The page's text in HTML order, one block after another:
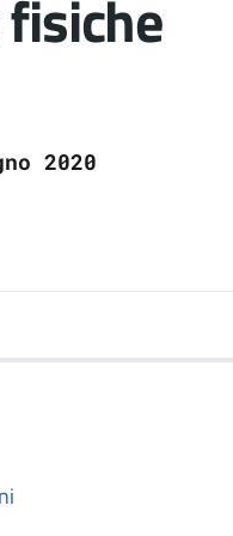
2020